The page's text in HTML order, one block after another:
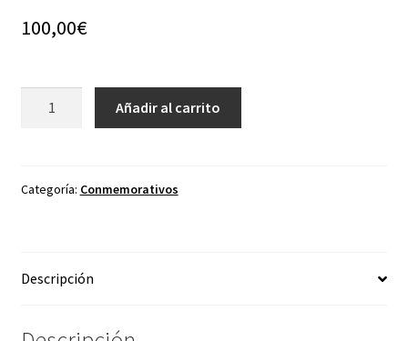
100,00€
€
Añadir al carrito
Categoría: Conmemorativos
Descripción